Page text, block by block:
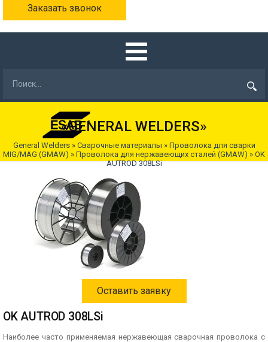
Заказать звонок
«GENERAL WELDERS»
General Welders» Сварочные материалы » Проволока для сварки
MIG/MAG (GMAW) » Проволока для нержавеющих сталей (GMAW) » OK
AUTROD 308LSi
Оставить заявку
OK AUTROD 308LSi
Наиболее часто применяемая нержавеющая сварочная проволока с